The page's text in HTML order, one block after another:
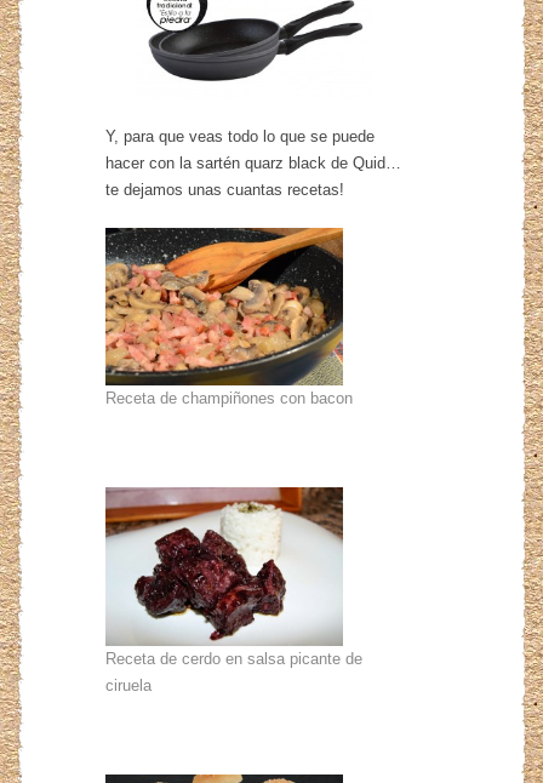
Y, para que veas todo lo que se puede
hacer con la sartén quarz black de Quid…
te dejamos unas cuantas recetas!
Receta de champiñones con bacon
Receta de cerdo en salsa picante de
ciruela